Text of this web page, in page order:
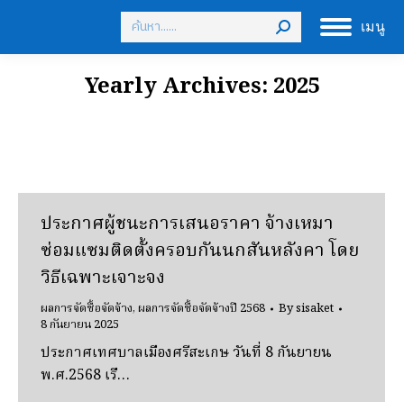
เมนู
Search:
Yearly Archives: 2025
ประกาศผู้ชนะการเสนอราคา จ้างเหมา
ซ่อมแซมติดตั้งครอบกันนกสันหลังคา โดย
วิธีเฉพาะเจาะจง
ผลการจัดซื้อจัดจ้าง,ผลการจัดซื้อจัดจ้างปี 2568 Bysisaket
8 กันยายน 2025
ประกาศเทศบาลเมืองศรีสะเกษ วันที่ 8 กันยายน
พ.ศ.2568 เรื…